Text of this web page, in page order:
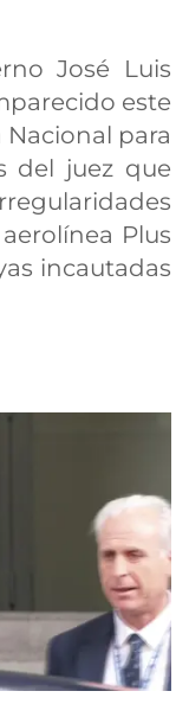
José Luis
este
para
del juez que
Plus
incautadas